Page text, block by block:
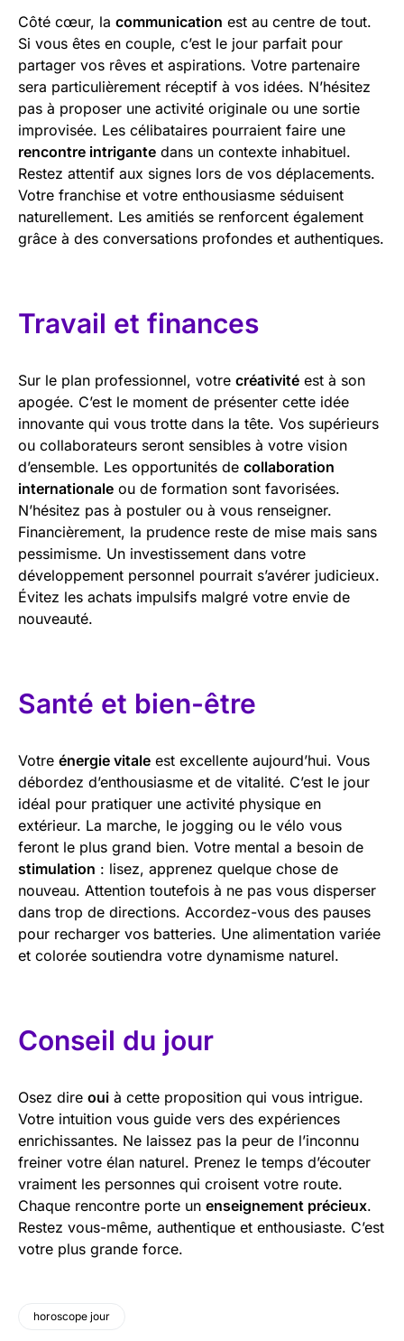
Côté cœur, la communication est au centre de tout.
Si vous êtes en couple, c’est le jour parfait pour
partager vos rêves et aspirations. Votre partenaire
sera particulièrement réceptif à vos idées. N’hésitez
pas à proposer une activité originale ou une sortie
improvisée. Les célibataires pourraient faire une
rencontre intrigante dans un contexte inhabituel.
Restez attentif aux signes lors de vos déplacements.
Votre franchise et votre enthousiasme séduisent
naturellement. Les amitiés se renforcent également
grâce à des conversations profondes et authentiques.
Travail et finances
Sur le plan professionnel, votre créativité est à son
apogée. C’est le moment de présenter cette idée
innovante qui vous trotte dans la tête. Vos supérieurs
ou collaborateurs seront sensibles à votre vision
d’ensemble. Les opportunités de collaboration
internationale ou de formation sont favorisées.
N’hésitez pas à postuler ou à vous renseigner.
Financièrement, la prudence reste de mise mais sans
pessimisme. Un investissement dans votre
développement personnel pourrait s’avérer judicieux.
Évitez les achats impulsifs malgré votre envie de
nouveauté.
Santé et bien-être
Votre énergie vitale est excellente aujourd’hui. Vous
débordez d’enthousiasme et de vitalité. C’est le jour
idéal pour pratiquer une activité physique en
extérieur. La marche, le jogging ou le vélo vous
feront le plus grand bien. Votre mental a besoin de
stimulation : lisez, apprenez quelque chose de
nouveau. Attention toutefois à ne pas vous disperser
dans trop de directions. Accordez-vous des pauses
pour recharger vos batteries. Une alimentation variée
et colorée soutiendra votre dynamisme naturel.
Conseil du jour
Osez dire oui à cette proposition qui vous intrigue.
Votre intuition vous guide vers des expériences
enrichissantes. Ne laissez pas la peur de l’inconnu
freiner votre élan naturel. Prenez le temps d’écouter
vraiment les personnes qui croisent votre route.
Chaque rencontre porte un enseignement précieux.
Restez vous-même, authentique et enthousiaste. C’est
votre plus grande force.
horoscope jour